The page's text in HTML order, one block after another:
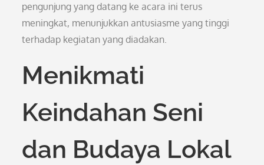
pengunjung yang datang ke acara ini terus
meningkat, menunjukkan antusiasme yang tinggi
terhadap kegiatan yang diadakan.
Menikmati
Keindahan Seni
dan Budaya Lokal